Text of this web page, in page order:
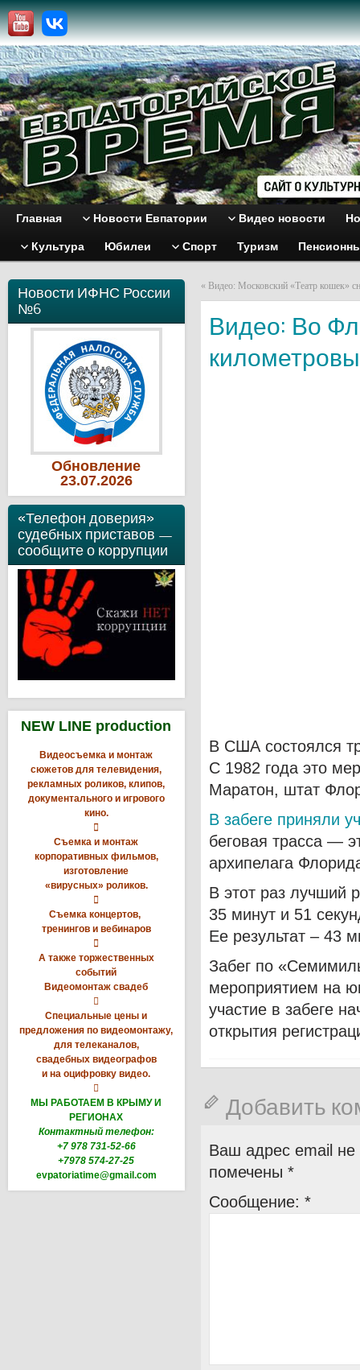
Главная Новости Евпатории Видео новости
Культура Юбилеи Спорт Туризм
Новости ИФНС России
№6
Обновление
23.07.2026
«Телефон доверия»
судебных приставов —
сообщите о коррупции
NEW LINE production
Видеосъемка и монтаж
сюжетов для телевидения,
рекламных роликов, клипов,
документального и игрового
кино.

Съемка и монтаж
корпоративных фильмов,
изготовление
«вирусных» роликов.

Съемка концертов,
тренингов и вебинаров

А также торжественных
событий
Видеомонтаж свадеб

Специальные цены и
предложения по видеомонтажу,
для телеканалов,
свадебных видеографов
и на оцифровку видео.

МЫ РАБОТАЕМ В КРЫМУ И
РЕГИОНАХ
Контактный телефон:
+7 978 731-52-66
+7978 574-27-25
evpatoriatime@gmail.com
« Видео: Московский «Театр кошек»
Видео: Во
В США состоялся
С 1982 года это
Маратон, штат
В забеге приняли
беговая трасса —
архипелага
В этот раз лучший
35 минут и 51
Ее результат – 43
Забег по
мероприятием на
участие в забеге
открытия
Добавить
Ваш адрес email не
помечены *
Сообщение: *